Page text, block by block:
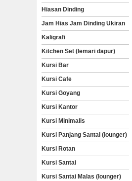
Hiasan Dinding
Jam Hias Jam Dinding Ukiran
Kaligrafi
Kitchen Set (lemari dapur)
Kursi Bar
Kursi Cafe
Kursi Goyang
Kursi Kantor
Kursi Minimalis
Kursi Panjang Santai (lounger)
Kursi Rotan
Kursi Santai
Kursi Santai Malas (lounger)